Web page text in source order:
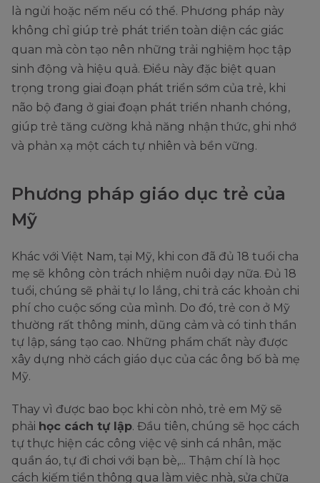
là ngửi hoặc nếm nếu có thể. Phương pháp này
không chỉ giúp trẻ phát triển toàn diện các giác
quan mà còn tạo nên những trải nghiệm học tập
sinh động và hiệu quả. Điều này đặc biệt quan
trọng trong giai đoạn phát triển sớm của trẻ, khi
não bộ đang ở giai đoạn phát triển nhanh chóng,
giúp trẻ tăng cường khả năng nhận thức, ghi nhớ
và phản xạ một cách tự nhiên và bền vững.
Phương pháp giáo dục trẻ của
Mỹ
Khác với Việt Nam, tại Mỹ, khi con đã đủ 18 tuổi cha
mẹ sẽ không còn trách nhiệm nuôi dạy nữa. Đủ 18
tuổi, chúng sẽ phải tự lo lắng, chi trả các khoản chi
phí cho cuộc sống của mình. Do đó, trẻ con ở Mỹ
thường rất thông minh, dũng cảm và có tinh thần
tự lập, sáng tạo cao. Những phẩm chất này được
xây dựng nhờ cách giáo dục của các ông bố bà mẹ
Mỹ.
Thay vì được bao bọc khi còn nhỏ, trẻ em Mỹ sẽ
phải học cách tự lập. Đầu tiên, chúng sẽ học cách
tự thực hiện các công việc vệ sinh cá nhân, mặc
quần áo, tự đi chơi với bạn bè,... Thậm chí là học
cách kiếm tiền thông qua làm việc nhà, sửa chữa